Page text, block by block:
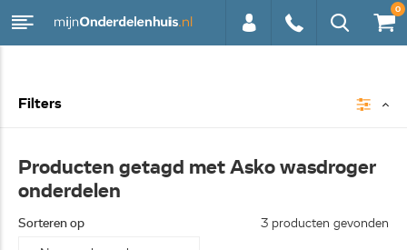
0
Filters
Producten getagd met Asko wasdroger
onderdelen
Sorteren op 3 producten gevonden